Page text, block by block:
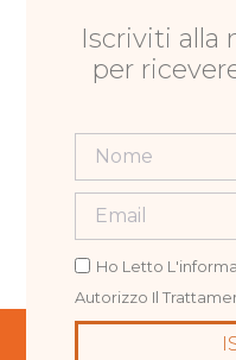
Iscriviti alla
per
Ho Letto
Autorizzo Il